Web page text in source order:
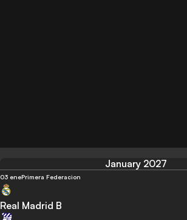
January 2027
03 enePrimera Federacion
Real Madrid B